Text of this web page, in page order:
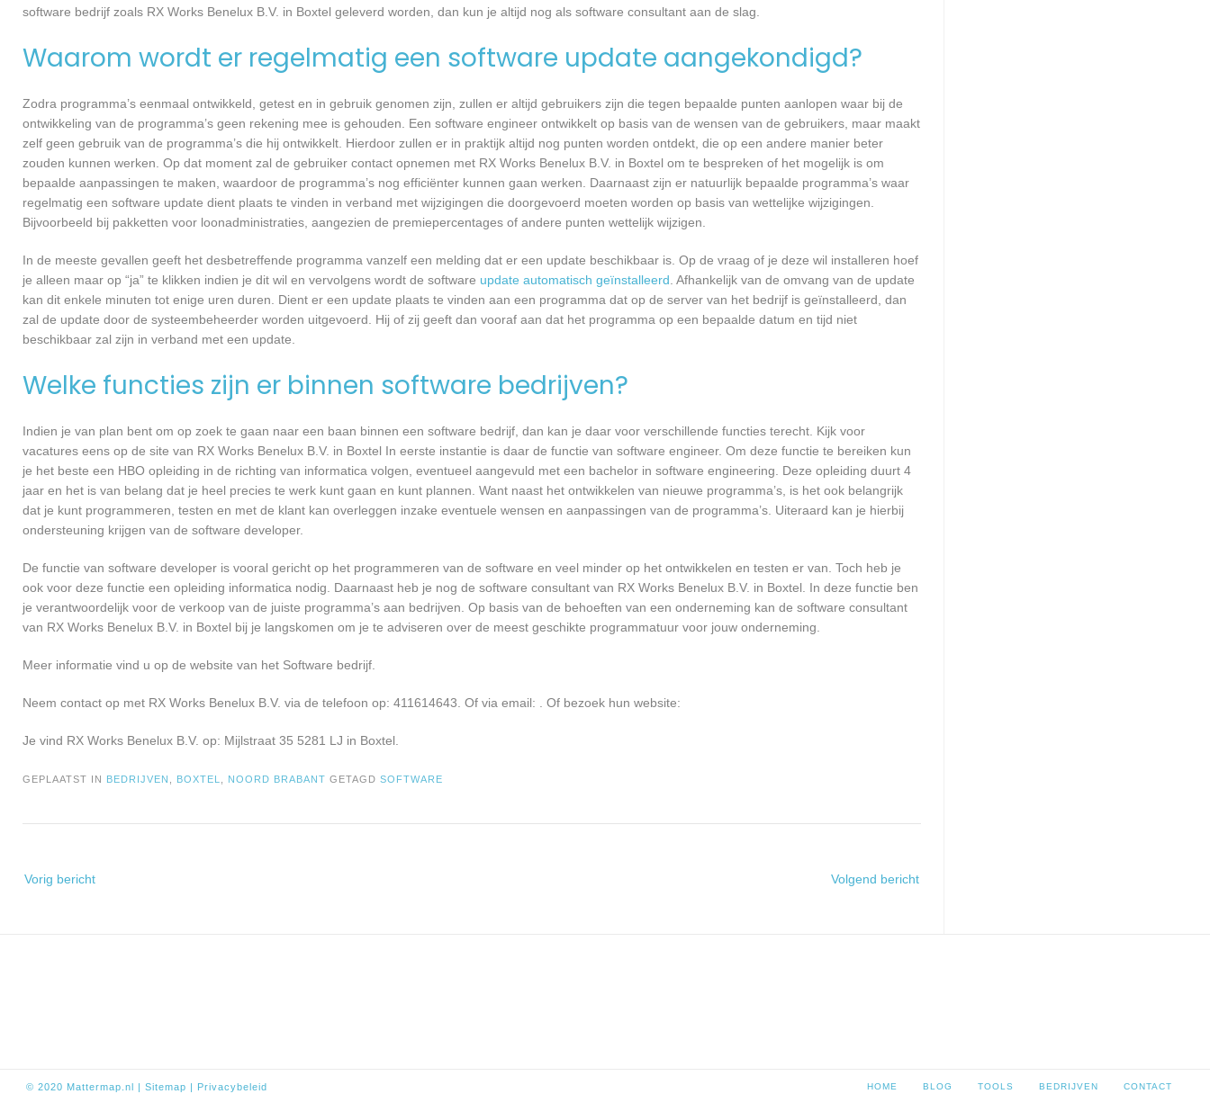
software bedrijf zoals RX Works Benelux B.V. in Boxtel geleverd worden, dan kun je altijd nog als software consultant aan de slag.
Waarom wordt er regelmatig een software update aangekondigd?
Zodra programma’s eenmaal ontwikkeld, getest en in gebruik genomen zijn, zullen er altijd gebruikers zijn die tegen bepaalde punten aanlopen waar bij de
ontwikkeling van de programma’s geen rekening mee is gehouden. Een software engineer ontwikkelt op basis van de wensen van de gebruikers, maar maakt
zelf geen gebruik van de programma’s die hij ontwikkelt. Hierdoor zullen er in praktijk altijd nog punten worden ontdekt, die op een andere manier beter
zouden kunnen werken. Op dat moment zal de gebruiker contact opnemen met RX Works Benelux B.V. in Boxtel om te bespreken of het mogelijk is om
bepaalde aanpassingen te maken, waardoor de programma’s nog efficiënter kunnen gaan werken. Daarnaast zijn er natuurlijk bepaalde programma’s waar
regelmatig een software update dient plaats te vinden in verband met wijzigingen die doorgevoerd moeten worden op basis van wettelijke wijzigingen.
Bijvoorbeeld bij pakketten voor loonadministraties, aangezien de premiepercentages of andere punten wettelijk wijzigen.
In de meeste gevallen geeft het desbetreffende programma vanzelf een melding dat er een update beschikbaar is. Op de vraag of je deze wil installeren hoef
je alleen maar op “ja” te klikken indien je dit wil en vervolgens wordt de software update automatisch geïnstalleerd . Afhankelijk van de omvang van de update
kan dit enkele minuten tot enige uren duren. Dient er een update plaats te vinden aan een programma dat op de server van het bedrijf is geïnstalleerd, dan
zal de update door de systeembeheerder worden uitgevoerd. Hij of zij geeft dan vooraf aan dat het programma op een bepaalde datum en tijd niet
beschikbaar zal zijn in verband met een update.
Welke functies zijn er binnen software bedrijven?
Indien je van plan bent om op zoek te gaan naar een baan binnen een software bedrijf, dan kan je daar voor verschillende functies terecht. Kijk voor
vacatures eens op de site van RX Works Benelux B.V. in Boxtel In eerste instantie is daar de functie van software engineer. Om deze functie te bereiken kun
je het beste een HBO opleiding in de richting van informatica volgen, eventueel aangevuld met een bachelor in software engineering. Deze opleiding duurt 4
jaar en het is van belang dat je heel precies te werk kunt gaan en kunt plannen. Want naast het ontwikkelen van nieuwe programma’s, is het ook belangrijk
dat je kunt programmeren, testen en met de klant kan overleggen inzake eventuele wensen en aanpassingen van de programma’s. Uiteraard kan je hierbij
ondersteuning krijgen van de software developer.
De functie van software developer is vooral gericht op het programmeren van de software en veel minder op het ontwikkelen en testen er van. Toch heb je
ook voor deze functie een opleiding informatica nodig. Daarnaast heb je nog de software consultant van RX Works Benelux B.V. in Boxtel. In deze functie ben
je verantwoordelijk voor de verkoop van de juiste programma’s aan bedrijven. Op basis van de behoeften van een onderneming kan de software consultant
van RX Works Benelux B.V. in Boxtel bij je langskomen om je te adviseren over de meest geschikte programmatuur voor jouw onderneming.
Meer informatie vind u op de website van het Software bedrijf.
Neem contact op met RX Works Benelux B.V. via de telefoon op: 411614643. Of via email: . Of bezoek hun website:
Je vind RX Works Benelux B.V. op: Mijlstraat 35 5281 LJ in Boxtel.
GEPLAATST IN BEDRIJVEN BOXTEL NOORD BRABANT GETAGD SOFTWARE
navigatie
Vorig bericht Volgend bericht
© 2020 Mattermap.nl | Sitemap | Privacybeleid HOME BLOG TOOLS BEDRIJVEN CONTACT